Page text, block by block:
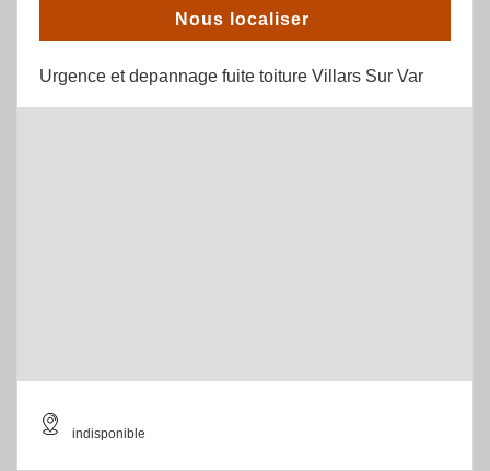
Nous localiser
Urgence et depannage fuite toiture Villars Sur Var
indisponible